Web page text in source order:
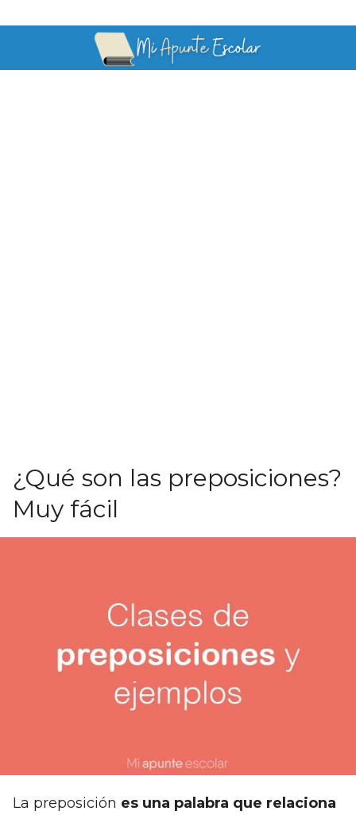
¿Qué son las preposiciones?
Muy fácil
La preposición es una palabra que relaciona